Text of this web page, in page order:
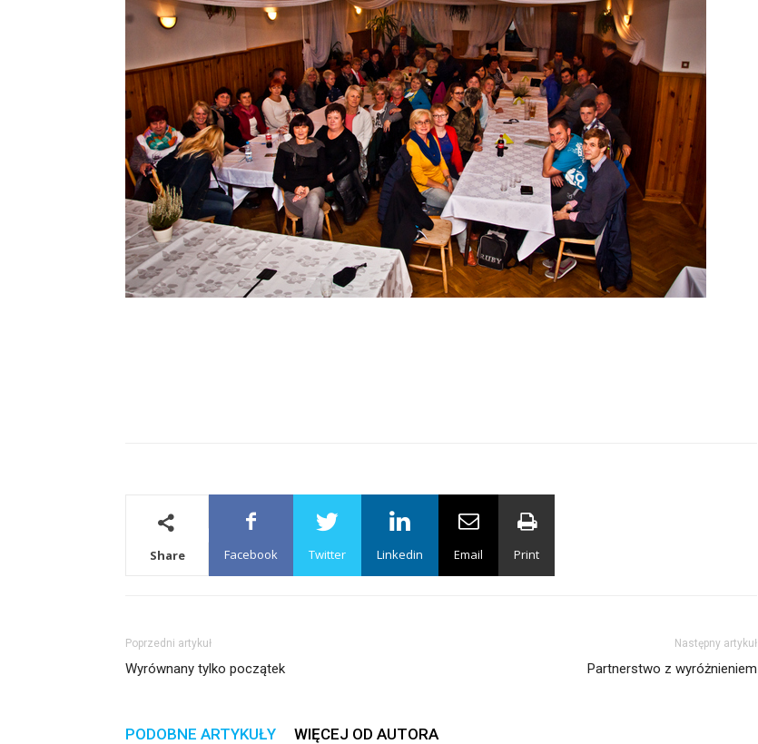
Share Facebook Twitter Linkedin Email Print
Poprzedni artykuł
Wyrównany tylko początek
Następny artykuł
Partnerstwo z wyróżnieniem
PODOBNE ARTYKUŁY WIĘCEJ OD AUTORA